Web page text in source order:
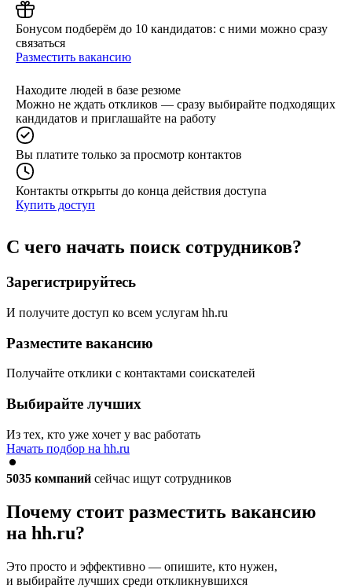
Бонусом подберём до 10 кандидатов: с ними можно сразу
связаться
Разместить вакансию
Находите людей в базе резюме
Можно не ждать откликов — сразу выбирайте подходящих
кандидатов и приглашайте на работу
Вы платите только за просмотр контактов
Контакты открыты до конца действия доступа
Купить доступ
С чего начать поиск сотрудников?
Зарегистрируйтесь
И получите доступ ко всем услугам hh.ru
Разместите вакансию
Получайте отклики с контактами соискателей
Выбирайте лучших
Из тех, кто уже хочет у вас работать
Начать подбор на hh.ru
5035 компаний сейчас ищут сотрудников
Почему стоит разместить вакансию
на hh.ru?
Это просто и эффективно — опишите, кто нужен,
и выбирайте лучших среди откликнувшихся